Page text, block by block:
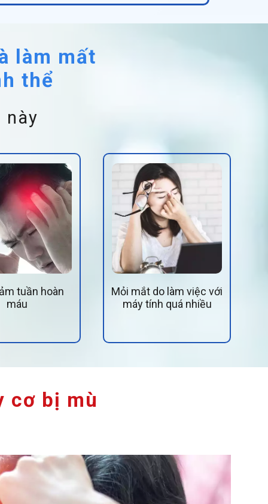
làm mất
thể
này
tuần hoàn
máu
Mỏi mắt do làm việc với
máy tính quá nhiều
cơ bị mù